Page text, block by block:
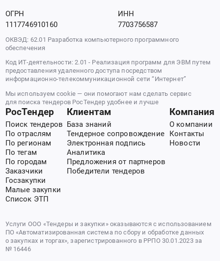
ОГРН
1117746910160
ИНН
7703756587
ОКВЭД: 62.01 Разработка компьютерного программного
обеспечения
Код ИТ-деятельности: 2.01 - Реализация программ для ЭВМ путем
предоставления удаленного доступа посредством
информационно-телекоммуникационной сети “Интернет”
Мы используем cookie — они помогают нам сделать сервис
для поиска тендеров РосТендер удобнее и лучше
РосТендер
Поиск тендеров
По отраслям
По регионам
По тегам
По городам
Заказчики
Госзакупки
Малые закупки
Список ЭТП
Клиентам
База знаний
Тендерное сопровождение
Электронная подпись
Аналитика
Предложения от партнеров
Победители тендеров
Компания
О компании
Контакты
Новости
Услуги ООО «Тендеры и закупки» оказываются с использованием
ПО «Автоматизированная система по сбору и обработке данных
о закупках и торгах», зарегистрированного в РРПО 30.01.2023 за
№ 16446